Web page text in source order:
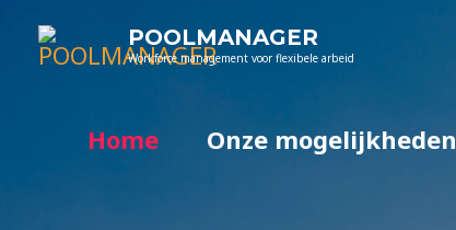
POOLMANAGER
Workforce management voor flexibele arbeid
Home Onze mogelijkheden